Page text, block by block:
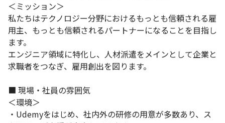
＜ミッション＞
私たちはテクノロジー分野におけるもっとも信頼される雇
用主、もっとも信頼されるパートナーになることを目指し
ます。
エンジニア領域に特化し、人材派遣をメインとして企業と
求職者をつなぎ、雇用創出を図ります。
■ 現場・社員の雰囲気
＜環境＞
・Udemyをはじめ、社内外の研修の用意が多数あり、ス